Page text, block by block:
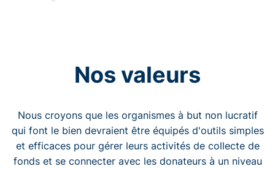
Nos valeurs
Nous croyons que les organismes à but non lucratif
qui font le bien devraient être équipés d'outils simples
et efficaces pour gérer leurs activités de collecte de
fonds et se connecter avec les donateurs à un niveau